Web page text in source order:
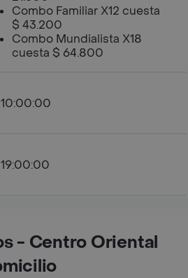
Combo Familiar X12 cuesta
$ 43.200
Combo Mundialista X18
cuesta $ 64.800
10:00:00
19:00:00
- Centro Oriental